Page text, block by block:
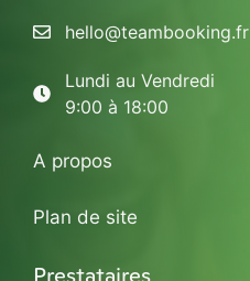
hello@teambooking.fr
Lundi au Vendredi
9:00 à 18:00
A propos
Plan de site